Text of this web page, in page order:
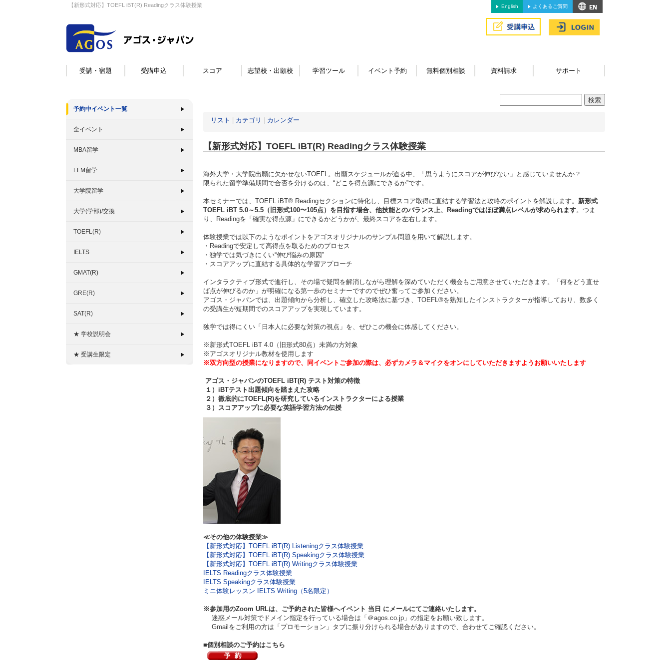
【新形式対応】TOEFL iBT(R) Readingクラス体験授業 English よくあるご質問
受講・宿題 受講申込 スコア 志望校・出願校 学習ツール イベント予約 無料個別相談 資料請求 サポート
予約中イベント一覧
全イベント
MBA留学
LLM留学
大学院留学
大学(学部)/交換
TOEFL(R)
IELTS
GMAT(R)
GRE(R)
SAT(R)
★ 学校説明会
★ 受講生限定
リスト カテゴリ カレンダー
【新形式対応】TOEFL iBT(R) Readingクラス体験授業
海外大学・大学院出願に欠かせないTOEFL。出願スケジュールが迫る中、「思うようにスコアが伸びない」と感じていませんか？
限られた留学準備期間で合否を分けるのは、“どこを得点源にできるか”です。
本セミナーでは、TOEFL iBT® Readingセクションに特化し、目標スコア取得に直結する学習法と攻略のポイントを解説します。 新形式
TOEFL iBT 5.0～5.5（旧形式100〜105点）を目指す場合、他技能とのバランス上、Readingではほぼ満点レベルが求められます。つま
り、Readingを「確実な得点源」にできるかどうかが、最終スコアを左右します。
体験授業では以下のようなポイントをアゴスオリジナルのサンプル問題を用いて解説します。
・Readingで安定して高得点を取るためのプロセス
・独学では気づきにくい“伸び悩みの原因”
・スコアアップに直結する具体的な学習アプローチ
インタラクティブ形式で進行し、その場で疑問を解消しながら理解を深めていただく機会もご用意させていただきます。「何をどう直せ
ば点が伸びるのか」が明確になる第一歩のセミナーですのでぜひ奮ってご参加ください。
アゴス・ジャパンでは、出題傾向から分析し、確立した攻略法に基づき、TOEFL®を熟知したインストラクターが指導しており、数多く
の受講生が短期間でのスコアアップを実現しています。
独学では得にくい「日本人に必要な対策の視点」を、ぜひこの機会に体感してください。
※新形式TOEFL iBT 4.0（旧形式80点）未満の方対象
※アゴスオリジナル教材を使用します
※双方向型の授業になりますので、同イベントご参加の際は、必ずカメラ＆マイクをオンにしていただきますようお願いいたします
アゴス・ジャパンのTOEFL iBT(R) テスト対策の特徴
１）iBTテスト出題傾向を踏まえた攻略
２）徹底的にTOEFL(R)を研究しているインストラクターによる授業
３）スコアアップに必要な英語学習方法の伝授
≪その他の体験授業≫
【新形式対応】TOEFL iBT(R) Listeningクラス体験授業
【新形式対応】TOEFL iBT(R) Speakingクラス体験授業
【新形式対応】TOEFL iBT(R) Writingクラス体験授業
IELTS Readingクラス体験授業
IELTS Speakingクラス体験授業
ミニ体験レッスン IELTS Writing（5名限定）
※参加用のZoom URLは、ご予約された皆様へイベント 当日 にメールにてご連絡いたします。
迷惑メール対策でドメイン指定を行っている場合は「＠agos.co.jp」の指定をお願い致します。
Gmailをご利用の方は「プロモーション」タブに振り分けられる場合がありますので、合わせてご確認ください。
■個別相談のご予約はこちら